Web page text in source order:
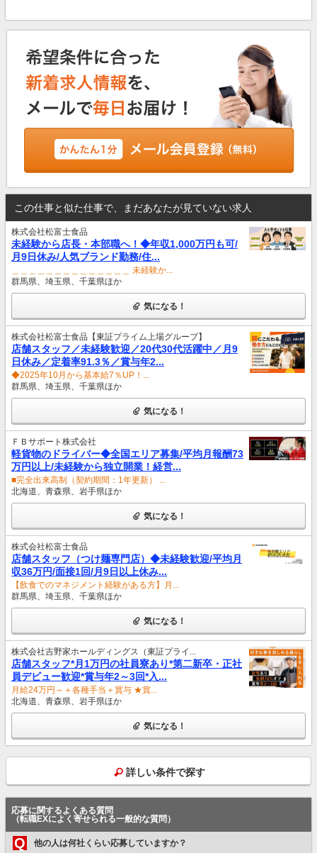
この仕事と似た仕事で、まだあなたが見ていない求人
株式会社松富士食品
未経験から店長・本部職へ！◆年収1,000万円も可/
月9日休み/人気ブランド勤務/住...
＿＿＿＿＿＿＿＿＿＿＿＿＿＿ 未経験か...
群馬県、埼玉県、千葉県ほか
気になる！
株式会社松富士食品【東証プライム上場グループ】
店舗スタッフ／未経験歓迎／20代30代活躍中／月9
日休み／定着率91.3％／賞与年2...
◆2025年10月から基本給7％UP！...
群馬県、埼玉県、千葉県ほか
気になる！
ＦＢサポート株式会社
軽貨物のドライバー◆全国エリア募集/平均月報酬73
万円以上/未経験から独立開業！経営...
■完全出来高制（契約期間：1年更新） ...
北海道、青森県、岩手県ほか
気になる！
株式会社松富士食品
店舗スタッフ（つけ麺専門店）◆未経験歓迎/平均月
収36万円/面接1回/月9日以上休み...
【飲食でのマネジメント経験がある方】月...
群馬県、埼玉県、千葉県ほか
気になる！
株式会社吉野家ホールディングス（東証プライ...
店舗スタッフ*月1万円の社員寮あり*第二新卒・正社
員デビュー歓迎*賞与年2～3回*入...
月給24万円～＋各種手当＋賞与 ★賞...
北海道、青森県、岩手県ほか
気になる！
詳しい条件で探す
応募に関するよくある質問
（転職EXによく寄せられる一般的な質問）
Q 他の人は何社くらい応募していますか？